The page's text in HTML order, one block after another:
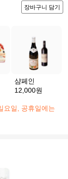
장바구니 담기
샴페인
12,000원
요일, 공휴일에는